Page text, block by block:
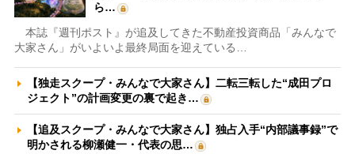
ら…
本誌『週刊ポスト』が追及してきた不動産投資商品「みんなで
大家さん」がいよいよ最終局面を迎えている…
【独走スクープ・みんなで大家さん】二転三転した“成田プロ
ジェクト”の計画変更の裏で起き…
【追及スクープ・みんなで大家さん】独占入手“内部議事録”で
明かされる柳瀬健一・代表の思…